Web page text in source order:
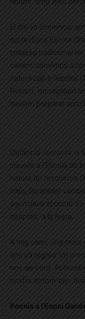
El dia va començar
sortir d’una Escola
collassa tradicional
carrers convidats a
natura cap a l’escola
Piquet), tot regalant
havíem preparat amb
Durant la cercavila, a
clavells a l’Escola de
natura de l’escultora
tram, l’aparador
anunciava el conte
després, a la festa.
A mig camí, una mare
ens va regalar un
nos de verd.
nostre entorn ben
Poesia a l’Espai